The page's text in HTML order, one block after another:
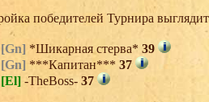
победителей Турнира
[Gn] *Шикарная стерва* 39
[Gn] ***Капитан*** 37
[El] -TheBoss- 37